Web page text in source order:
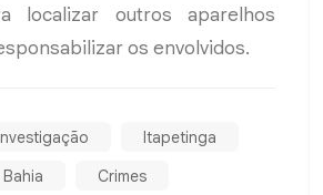
localizar outros aparelhos
os envolvidos.
Itapetinga
Crimes